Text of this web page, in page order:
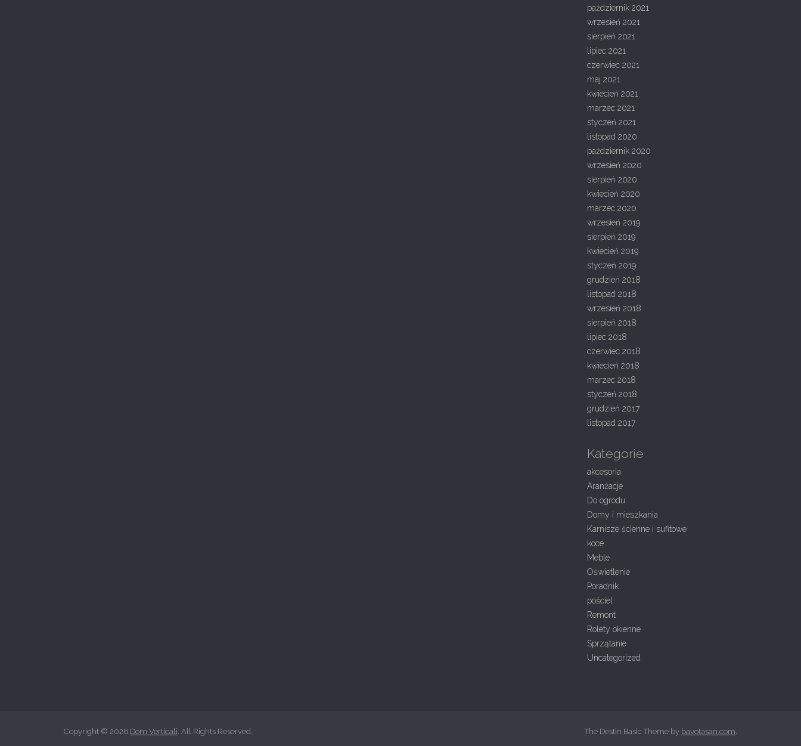
październik 2021
wrzesień 2021
sierpień 2021
lipiec 2021
czerwiec 2021
maj 2021
kwiecień 2021
marzec 2021
styczeń 2021
listopad 2020
październik 2020
wrzesień 2020
sierpień 2020
kwiecień 2020
marzec 2020
wrzesień 2019
sierpień 2019
kwiecień 2019
styczeń 2019
grudzień 2018
listopad 2018
wrzesień 2018
sierpień 2018
lipiec 2018
czerwiec 2018
kwiecień 2018
marzec 2018
styczeń 2018
grudzień 2017
listopad 2017
Kategorie
akcesoria
Aranżacje
Do ogrodu
Domy i mieszkania
Karnisze ścienne i sufitowe
koce
Meble
Oświetlenie
Poradnik
pościel
Remont
Rolety okienne
Sprzątanie
Uncategorized
Copyright © 2026 Dom Verticali. All Rights Reserved. The Destin Basic Theme by bavotasan.com.